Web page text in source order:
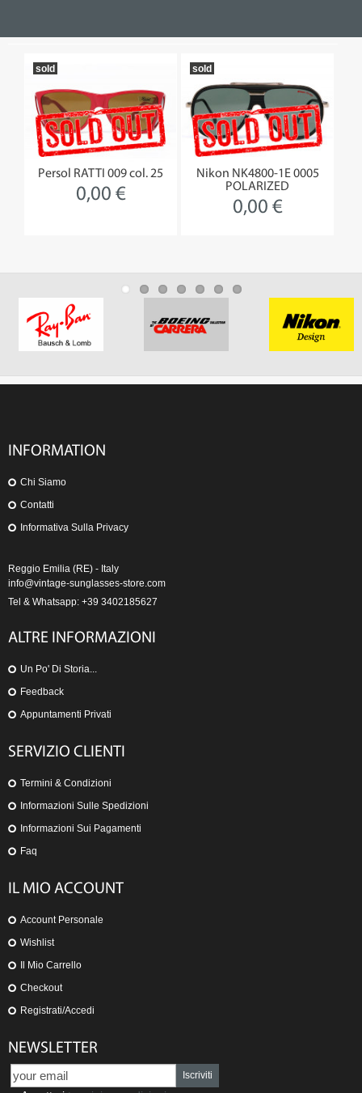
Persol RATTI 009 col. 25
0,00 €
sold
Nikon NK4800-1E 0005
POLARIZED
0,00 €
sold
INFORMATION
Chi Siamo
Contatti
Informativa Sulla Privacy
Reggio Emilia (RE) - Italy
info@vintage-sunglasses-store.com
Tel & Whatsapp: +39 3402185627
ALTRE INFORMAZIONI
Un Po' Di Storia...
Feedback
Appuntamenti Privati
SERVIZIO CLIENTI
Termini & Condizioni
Informazioni Sulle Spedizioni
Informazioni Sui Pagamenti
Faq
IL MIO ACCOUNT
Account Personale
Wishlist
Il Mio Carrello
Checkout
Registrati/Accedi
NEWSLETTER
Iscriviti